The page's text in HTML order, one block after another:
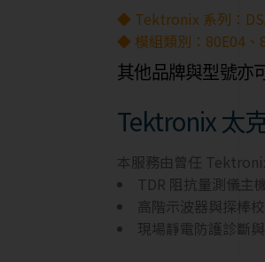
◆ Tektronix 系列：
◆ 模組類別：80E04、
其他品牌與型號亦
Tektronix 太
本服務由曾任
TDR 阻抗量測儀主
高階示波器與探棒
現場靜電防護診斷